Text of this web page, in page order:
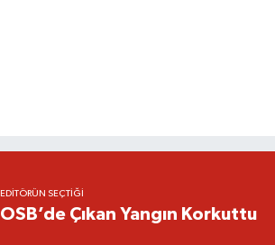
EDITÖRÜN SEÇTIĞI
OSB’de Çıkan Yangın Korkuttu